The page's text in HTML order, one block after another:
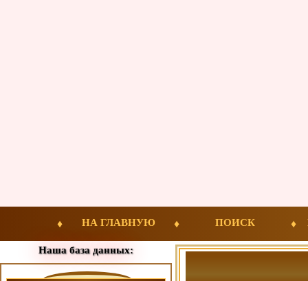
НА ГЛАВНУЮ ПОИСК
Наша база данных: